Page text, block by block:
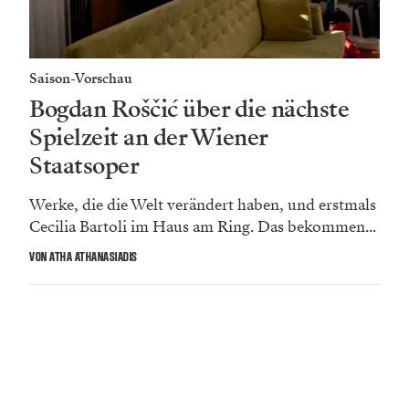
Saison-Vorschau
Bogdan Roščić über die nächste
Spielzeit an der Wiener
Staatsoper
Werke, die die Welt verändert haben, und erstmals
Cecilia Bartoli im Haus am Ring. Das bekommen...
VON ATHA ATHANASIADIS